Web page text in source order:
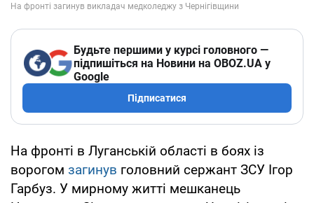
Будьте першими у курсі головного —
підпишіться на Новини на OBOZ.UA у
Google
Підписатися
На фронті в Луганській області в боях із
ворогом загинув головний сержант ЗСУ Ігор
Гарбуз. У мирному житті мешканець